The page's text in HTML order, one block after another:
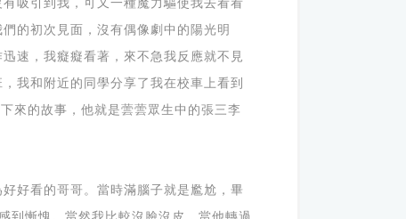
的初次見面，沒有偶像劇中的陽光明
速，我癡癡看著，來不急我反應就不見
我和附近的同學分享了我在校車上看到
來的故事，他就是蕓蕓眾生中的張三李
好看的哥哥。當時滿腦子就是尷尬，畢